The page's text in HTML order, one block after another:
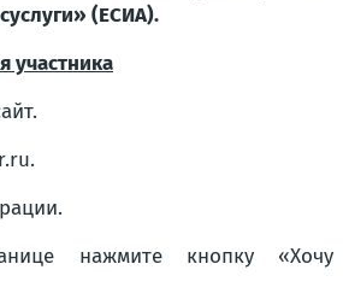
(ЕСИА).
участника
нажмите кнопку «Хочу